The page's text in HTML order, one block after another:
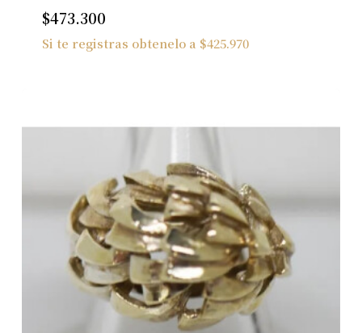
$473.300
Si te registras obtenelo a $425.970